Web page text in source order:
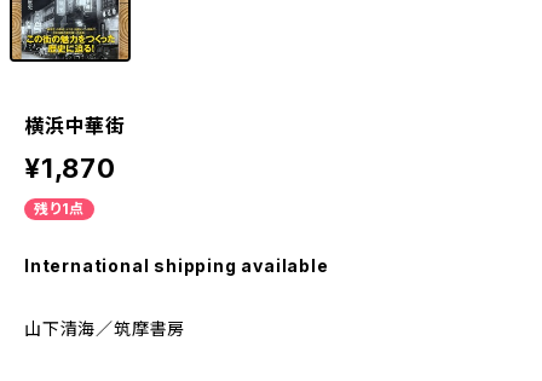
横浜中華街
¥1,870
残り1点
International shipping available
山下清海／筑摩書房